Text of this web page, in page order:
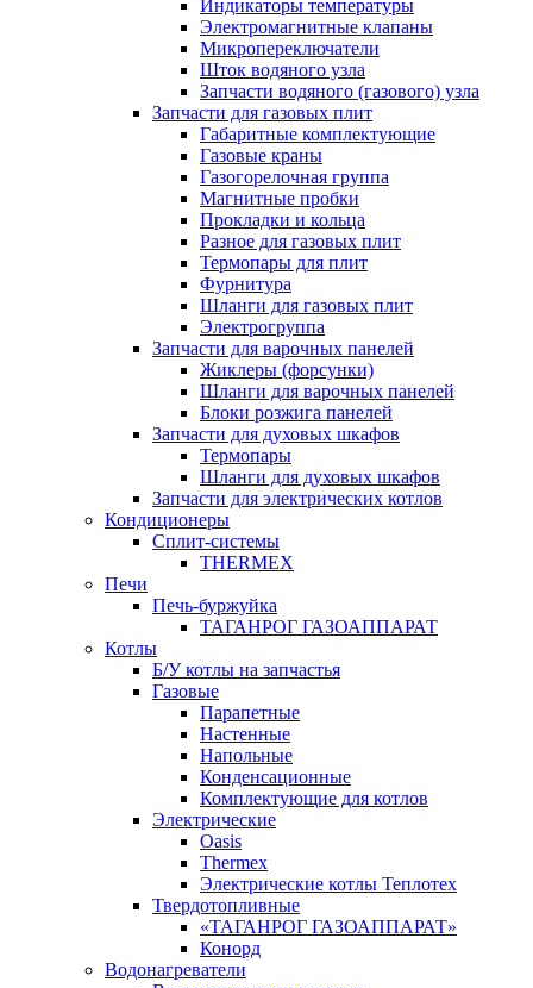
Индикаторы температуры
Электромагнитные клапаны
Микропереключатели
Шток водяного узла
Запчасти водяного (газового) узла
Запчасти для газовых плит
Габаритные комплектующие
Газовые краны
Газогорелочная группа
Магнитные пробки
Прокладки и кольца
Разное для газовых плит
Термопары для плит
Фурнитура
Шланги для газовых плит
Электрогруппа
Запчасти для варочных панелей
Жиклеры (форсунки)
Шланги для варочных панелей
Блоки розжига панелей
Запчасти для духовых шкафов
Термопары
Шланги для духовых шкафов
Запчасти для электрических котлов
Кондиционеры
Сплит-системы
THERMEX
Печи
Печь-буржуйка
ТАГАНРОГ ГАЗОАППАРАТ
Котлы
Б/У котлы на запчастья
Газовые
Парапетные
Настенные
Напольные
Конденсационные
Комплектующие для котлов
Электрические
Oasis
Thermex
Электрические котлы Теплотех
Твердотопливные
«ТАГАНРОГ ГАЗОАППАРАТ»
Конорд
Водонагреватели